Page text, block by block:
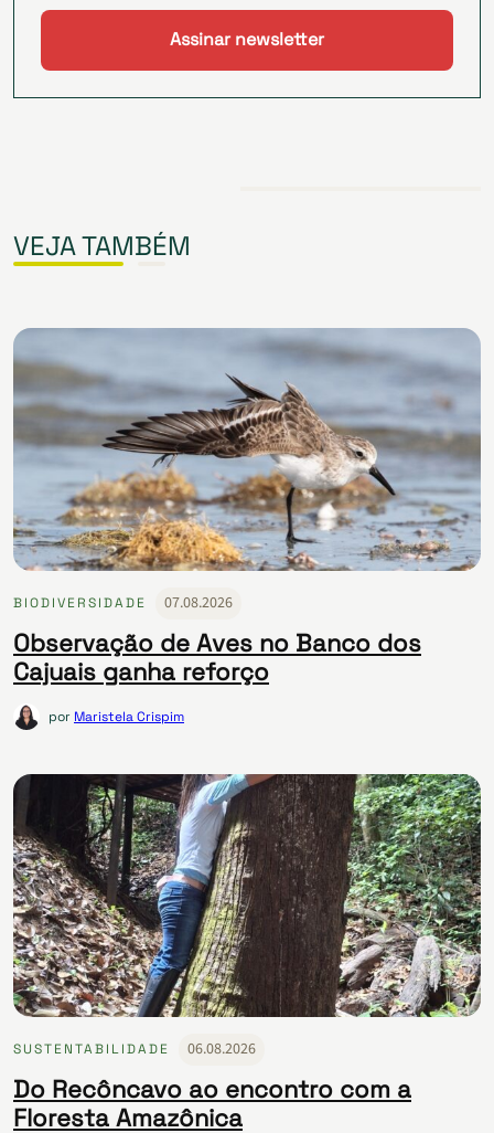
VEJA TAMBÉM
BIODIVERSIDADE 07.08.2026
Observação de Aves no Banco dos
Cajuais ganha reforço
por Maristela Crispim
SUSTENTABILIDADE 06.08.2026
Do Recôncavo ao encontro com a
Floresta Amazônica